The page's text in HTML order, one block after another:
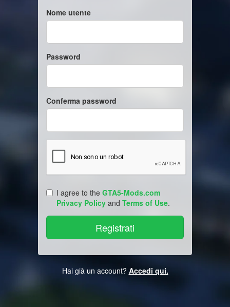
Nome utente
Password
Conferma password
I agree to the GTA5-Mods.com
Privacy Policy and Terms of Use.
Hai già un account? Accedi qui.